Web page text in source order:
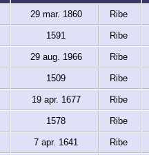
29 mar. 1860 Ribe
1591 Ribe
29 aug. 1966 Ribe
1509 Ribe
19 apr. 1677 Ribe
1578 Ribe
7 apr. 1641 Ribe